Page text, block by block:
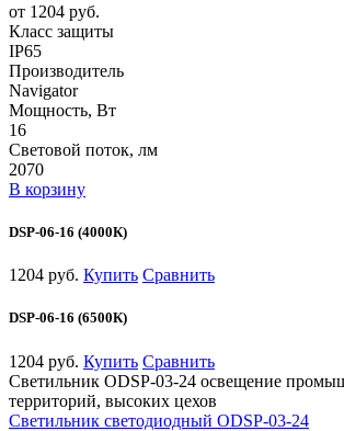
от 1204 руб.
Класс защиты
IP65
Производитель
Navigator
Мощность, Вт
16
Световой поток, лм
2070
В корзину
DSP-06-16 (4000К)
1204 руб. Купить Сравнить
DSP-06-16 (6500К)
1204 руб. Купить Сравнить
Светильник ODSP-03-24 освещение
территорий, высоких цехов
Светильник светодиодный ODSP-03-24